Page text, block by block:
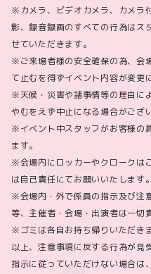
※カメラ、ビデオカメラ、カメラ
影、録音録画のすべての行為はス
せていただきます。
※ご来場者様の安全確保の為、会
て止むを得ずイベント内容が変更
※天候・災害や諸事情等の理由に
やむをえず中止になる場合がござ
※イベント中スタッフがお客様の
ます。
※会場内にロッカーやクロークは
は自己責任にてお願いいたします。
※会場内・外で係員の指示及び注
等、主催者・会場・出演者は一切
※ゴミは各自お持ち帰りいただき
以上、注意事項に反する行為が見
指示に従っていただけない場合は